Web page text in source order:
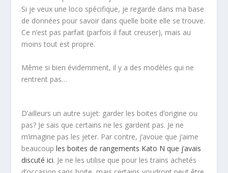
Si je veux une loco spécifique, je regarde dans ma base
de données pour savoir dans quelle boite elle se trouve.
Ce n’est pas parfait (parfois il faut creuser), mais au
moins tout est propre.
Même si bien évidemment, il y a des modèles qui ne
rentrent pas…
D’ailleurs un autre sujet: garder les boites d’origine ou
pas? Je sais que certains ne les gardent pas. Je ne
m’imagine pas les jeter. Par contre, j’avoue que j’aime
beaucouples boites de rangements Kato N que j’avais
discuté ici. Je ne les utilise que pour les trains achetés